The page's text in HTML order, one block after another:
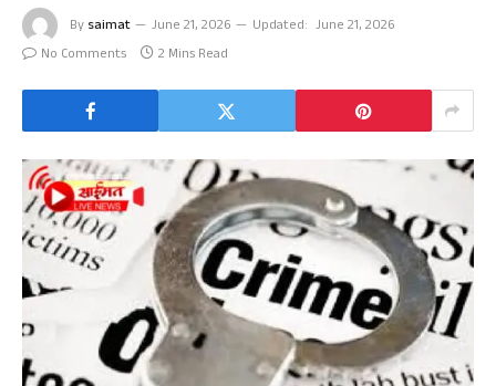
By saimat June 21, 2026 Updated: June 21, 2026
No Comments
2 Mins Read